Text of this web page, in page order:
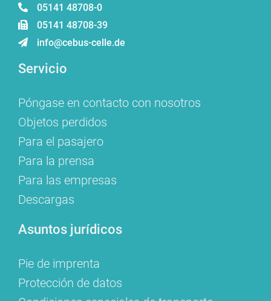
05141 48708-0
05141 48708-39
info@cebus-celle.de
Servicio
Póngase en contacto con nosotros
Objetos perdidos
Para el pasajero
Para la prensa
Para las empresas
Descargas
Asuntos jurídicos
Pie de imprenta
Protección de datos